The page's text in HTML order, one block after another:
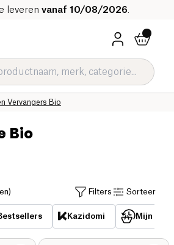
leveren vanaf 10/08/2026
Vervangers Bio
catalogus
Bio
Filters Sorteer
Kazidomi Mijn